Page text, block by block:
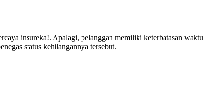
insureka!. Apalagi, pelanggan memiliki keterbatasan waktu
status kehilangannya tersebut.